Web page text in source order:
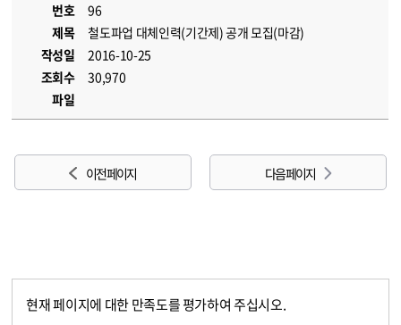
번호
96
제목
철도파업 대체인력(기간제) 공개 모집(마감)
작성일
2016-10-25
조회수
30,970
파일
이전 페이지 다음 페이지
현재 페이지에 대한 만족도를 평가하여 주십시오.